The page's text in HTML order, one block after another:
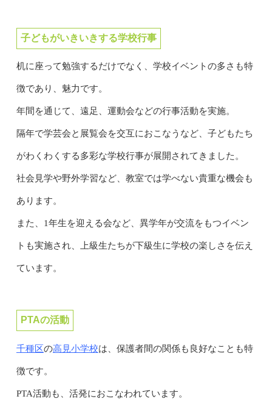
子どもがいきいきする学校行事
机に座って勉強するだけでなく、学校イベントの多さも特
徴であり、魅力です。
年間を通じて、遠足、運動会などの行事活動を実施。
隔年で学芸会と展覧会を交互におこなうなど、子どもたち
がわくわくする多彩な学校行事が展開されてきました。
社会見学や野外学習など、教室では学べない貴重な機会も
あります。
また、1年生を迎える会など、異学年が交流をもつイベン
トも実施され、上級生たちが下級生に学校の楽しさを伝え
ています。
PTAの活動
千種区の高見小学校は、保護者間の関係も良好なことも特
徴です。
PTA活動も、活発におこなわれています。